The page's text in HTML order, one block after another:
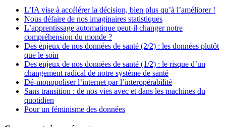
L’IA vise à accélérer la décision, bien plus qu’à l’améliorer !
Nous défaire de nos imaginaires statistiques
L’apprentissage automatique peut-il changer notre
compréhension du monde ?
Des enjeux de nos données de santé (2/2) : les données plutôt
que le soin
Des enjeux de nos données de santé (1/2) : le risque d’un
changement radical de notre système de santé
Dé-monopoliser l’internet par l’interopérabilité
Sans transition : de nos vies avec et dans les machines du
quotidien
Pour un féminisme des données